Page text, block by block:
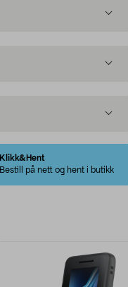
Klikk&Hent
Bestill på nett og hent i butikk